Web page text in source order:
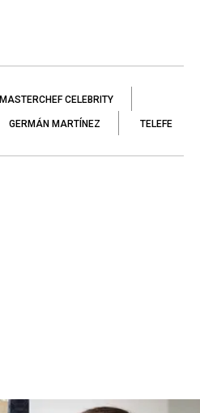
MASTERCHEF CELEBRITY
GERMÁN MARTÍNEZ TELEFE